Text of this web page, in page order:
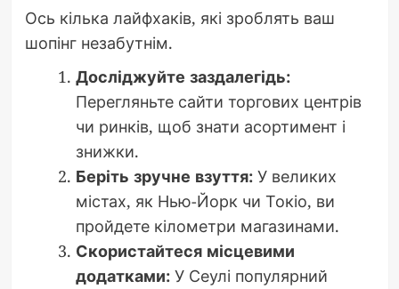
Ось кілька лайфхаків, які зроблять ваш
шопінг незабутнім.
Досліджуйте заздалегідь:
Перегляньте сайти торгових центрів
чи ринків, щоб знати асортимент і
знижки.
Беріть зручне взуття:У великих
містах, як Нью-Йорк чи Токіо, ви
пройдете кілометри магазинами.
Скористайтеся місцевими
додатками:У Сеулі популярний